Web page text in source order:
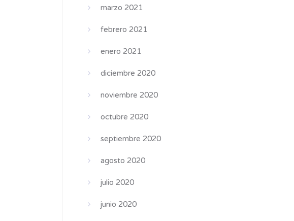
marzo 2021
febrero 2021
enero 2021
diciembre 2020
noviembre 2020
octubre 2020
septiembre 2020
agosto 2020
julio 2020
junio 2020